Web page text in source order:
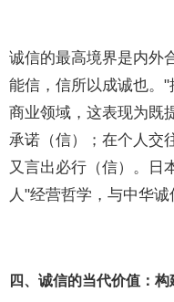
诚信的最高境界是内外
能信，信所以成诚也。
商业领域，这表现为既
承诺（信）；在个人交
又言出必行（信）。日
人"经营哲学，与中华诚
四、诚信的当代价值：